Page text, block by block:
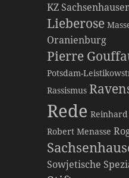
KZ
Lieberose
Oranienburg
Pierre
Potsdam-
Rassismus
Rede
Robert Menasse
Sowjetische